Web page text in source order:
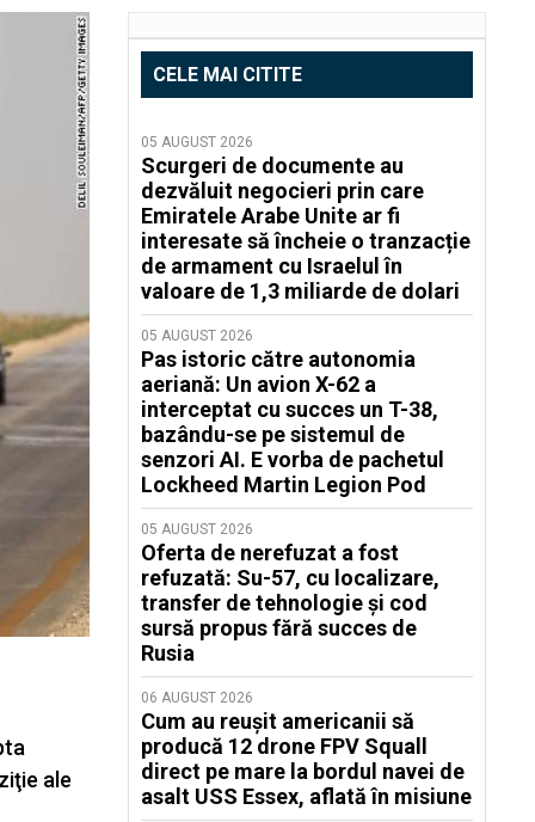
ale
CELE MAI CITITE
05 AUGUST 2026
Scurgeri de documente au
dezvăluit negocieri prin care
Emiratele Arabe Unite ar fi
interesate să încheie o tranzacție
de armament cu Israelul în
valoare de 1,3 miliarde de dolari
05 AUGUST 2026
Pas istoric către autonomia
aeriană: Un avion X-62 a
interceptat cu succes un T-38,
bazându-se pe sistemul de
senzori AI. E vorba de pachetul
Lockheed Martin Legion Pod
05 AUGUST 2026
Oferta de nerefuzat a fost
refuzată: Su-57, cu localizare,
transfer de tehnologie și cod
sursă propus fără succes de
Rusia
06 AUGUST 2026
Cum au reușit americanii să
producă 12 drone FPV Squall
direct pe mare la bordul navei de
asalt USS Essex, aflată în misiune